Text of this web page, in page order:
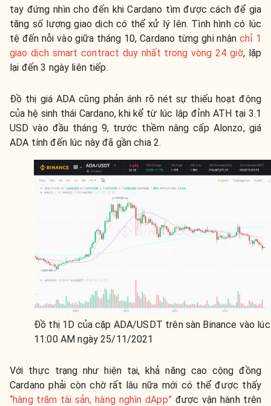
tay đứng nhìn cho đến khi Cardano tìm được cách để gia
tăng số lượng giao dịch có thể xử lý lên. Tình hình có lúc
tệ đến nỗi vào giữa tháng 10, Cardano từng ghi nhận chỉ 1
giao dịch smart contract duy nhất trong vòng 24 giờ, lặp
lại đến 3 ngày liên tiếp.
Đồ thị giá ADA cũng phản ánh rõ nét sự thiếu hoạt động
của hệ sinh thái Cardano, khi kể từ lúc lập đỉnh ATH tại 3.1
USD vào đầu tháng 9, trước thềm nâng cấp Alonzo, giá
ADA tính đến lúc này đã gần chia 2.
Đồ thị 1D của cặp ADA/USDT trên sàn Binance vào lúc
11:00 AM ngày 25/11/2021
Với thực trạng như hiện tại, khả năng cao cộng đồng
Cardano phải còn chờ rất lâu nữa mới có thể được thấy
“hàng trăm tài sản, hàng nghìn dApp”được vận hành trên